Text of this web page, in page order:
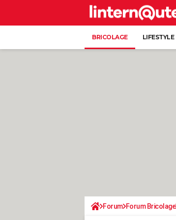
BRICOLAGE LIFESTYLE
Forum Forum Bricolage